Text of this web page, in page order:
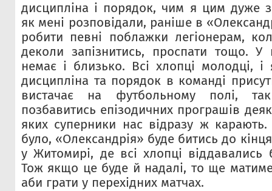
дисципліна і порядок, чим я цим дуже
як мені розповідали, раніше в
робити певні поблажки легіонерам,
деколи запізнитись, проспати тощо. У
немає і близько. Всі хлопці молодці,
дисципліна та порядок в команді
вистачає на футбольному полі,
позбавитись епізодичних програшів
яких суперники нас відразу ж
було, «Олександрія» буде битись до
у Житомирі, де всі хлопці віддавались
Тож якщо це буде й надалі, то ще
аби грати у перехідних матчах.